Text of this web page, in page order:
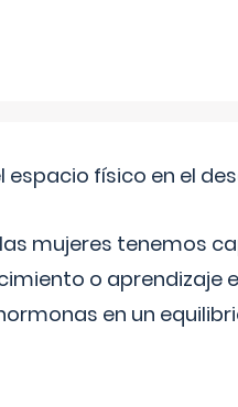
espacio físico en el
mujeres tenemos
o aprendizaje
en un